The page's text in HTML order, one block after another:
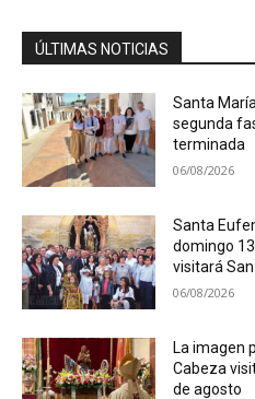
ÚLTIMAS NOTICIAS
Santa
segunda
terminada
06/08/2026
Santa
domingo
visitará
06/08/2026
La imagen
Cabeza
de agosto